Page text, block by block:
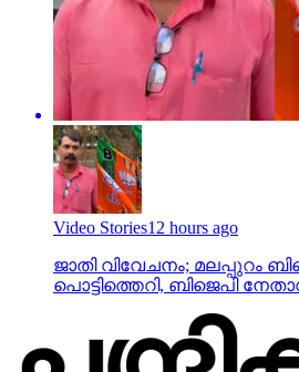
Video Stories12 hours ago
ജാതി വിവേചനം; മലപ്പുറം
പൊട്ടിത്തെറി, ബിജെപി